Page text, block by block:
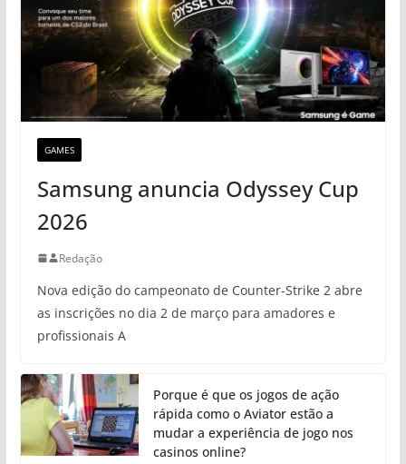
GAMES
Samsung anuncia Odyssey Cup
2026
Redação
Nova edição do campeonato de Counter-Strike 2 abre
as inscrições no dia 2 de março para amadores e
profissionais A
Porque é que os jogos de ação
rápida como o Aviator estão a
mudar a experiência de jogo nos
casinos online?